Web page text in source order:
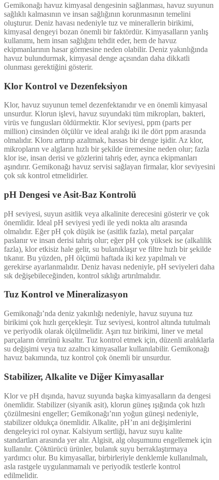
Gemikonağı havuz kimyasal dengesinin sağlanması, havuz suyunun
sağlıklı kalmasının ve insan sağlığının korunmasının temelini
oluşturur. Deniz havası nedeniyle tuz ve minerallerin birikimi,
kimyasal dengeyi bozan önemli bir faktördür. Kimyasalların yanlış
kullanımı, hem insan sağlığını tehdit eder, hem de havuz
ekipmanlarının hasar görmesine neden olabilir. Deniz yakınlığında
havuz bulundurmak, kimyasal denge açısından daha dikkatli
olunması gerektiğini gösterir.
Klor Kontrol ve Dezenfeksiyon
Klor, havuz suyunun temel dezenfektanıdır ve en önemli kimyasal
unsurdur. Klorun işlevi, havuz suyundaki tüm mikropları, bakteri,
virüs ve fungusları öldürmektir. Klor seviyesi, ppm (parts per
million) cinsinden ölçülür ve ideal aralığı iki ile dört ppm arasında
olmalıdır. Kloru arttırıp azaltmak, hassas bir denge işidir. Az klor,
mikropların ve algların hızlı bir şekilde üremesine neden olur; fazla
klor ise, insan derisi ve gözlerini tahriş eder, ayrıca ekipmanları
aşındırır. Gemikonağı havuz servisi sağlayan firmalar, klor seviyesini
çok sık kontrol etmelidirler.
pH Dengesi ve Asit-Baz Kontrolü
pH seviyesi, suyun asitlik veya alkalinite derecesini gösterir ve çok
önemlidir. Ideal pH seviyesi yedi ile yedi nokta altı arasında
olmalıdır. Eğer pH çok düşük ise (asitlik fazla), metal parçalar
paslanır ve insan derisi tahriş olur; eğer pH çok yüksek ise (alkalilik
fazla), klor etkisiz hale gelir, su bulanıklaşır ve filtre hızlı bir şekilde
tıkanır. Bu yüzden, pH ölçümü haftada iki kez yapılmalı ve
gerekirse ayarlanmalıdır. Deniz havası nedeniyle, pH seviyeleri daha
sık değişebileceğinden, kontrol sıklığı artırılmalıdır.
Tuz Kontrol ve Mineralizasyon
Gemikonağı’nda deniz yakınlığı nedeniyle, havuz suyuna tuz
birikimi çok hızlı gerçekleşir. Tuz seviyesi, kontrol altında tutulmalı
ve periyodik olarak ölçülmelidir. Aşırı tuz birikimi, liner ve metal
parçaların ömrünü kısaltır. Tuz kontrol etmek için, düzenli aralıklarla
su değişimi veya tuz azaltıcı kimyasallar kullanılabilir. Gemikonağı
havuz bakımında, tuz kontrol çok önemli bir unsurdur.
Stabilizer, Alkalite ve Diğer Kimyasallar
Klor ve pH dışında, havuz suyunda başka kimyasalların da dengesi
önemlidir. Stabilizer (siyanik asit), klorun güneş ışığında çok hızlı
çözülmesini engeller; Gemikonağı’nın yoğun güneşi nedeniyle,
stabilizer oldukça önemlidir. Alkalite, pH’ın ani değişimlerini
dengeleyici rol oynar. Kalsiyum sertliği, havuz suyu kalite
standartları arasında yer alır. Algisit, alg oluşumunu engellemek için
kullanılır. Çöktürücü ürünler, bulanık suyu berraklaştırmaya
yardımcı olur. Bu kimyasallar, birbirleriyle denklemle kullanılmalı,
asla rastgele uygulanmamalı ve periyodik testlerle kontrol
edilmelidir.